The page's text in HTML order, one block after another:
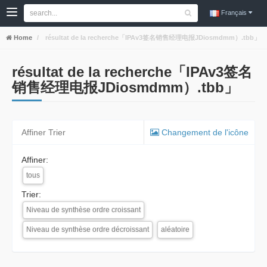
Français
Home résultat de la recherche「IPAv3签名销售经理电报JDiosmdmm）.tbb」
résultat de la recherche「IPAv3签名
销售经理电报JDiosmdmm）.tbb」
Affiner Trier Changement de l'icône
Affiner:
tous
Trier:
Niveau de synthèse ordre croissant
Niveau de synthèse ordre décroissant aléatoire